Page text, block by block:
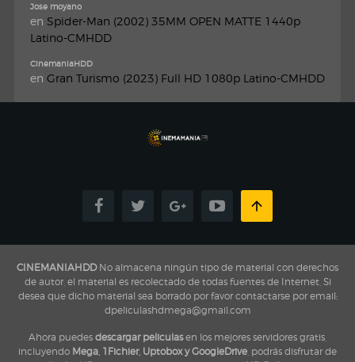
Jose moyano
en Spider-Man (2002) 35MM OPEN MATTE 1440p
Latino-CMHDD
CinemaniaHDD
en Gran Turismo (2023) Full HD 1080p Latino-CMHDD
CINEMANIAHDDNo almacena ningún tipo de material con derechos
de autor, el material es recolectado de todas fuentes de Internet, Si
desea que dicho material sea borrado por favor contactarse por email:
dpeliculashdmega@gmail.com
Ahora puedes descargar peliculasen los mejores servidores gratis,
incluyendo Mega, 1Fichier, Uptobox y GoogleDrive , podrás disfrutar de